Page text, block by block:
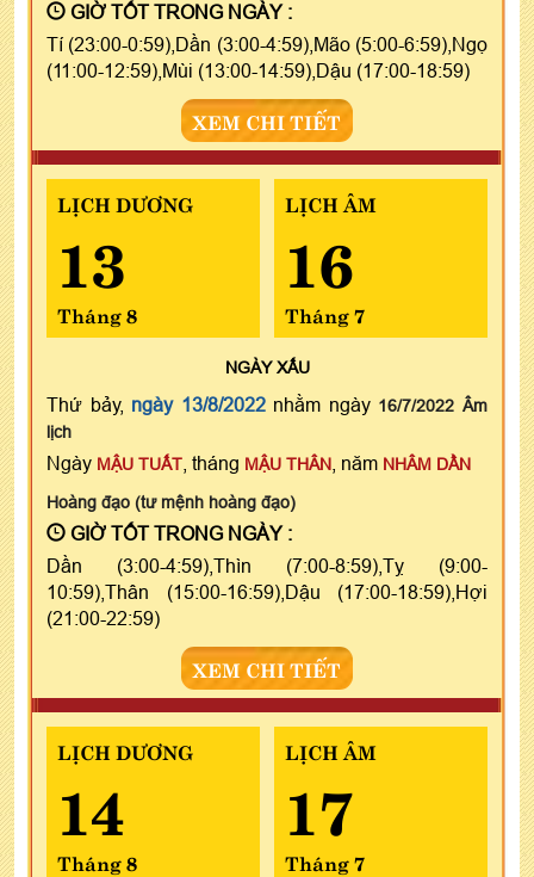
GIỜ TỐT TRONG NGÀY :
Tí (23:00-0:59),Dần (3:00-4:59),Mão (5:00-6:59),Ngọ
(11:00-12:59),Mùi (13:00-14:59),Dậu (17:00-18:59)
XEM CHI TIẾT
LỊCH DƯƠNG
13
Tháng 8
LỊCH ÂM
16
Tháng 7
NGÀYXẤU
Thứ bảy, ngày 13/8/2022nhằm ngày 16/7/2022 Âm
lịch
Ngày MẬU TUẤT , tháng MẬU THÂN , năm NHÂM DẦN
Hoàng đạo (tư mệnh hoàng đạo)
GIỜ TỐT TRONG NGÀY :
Dần (3:00-4:59),Thìn (7:00-8:59),Tỵ (9:00-
10:59),Thân (15:00-16:59),Dậu (17:00-18:59),Hợi
(21:00-22:59)
XEM CHI TIẾT
LỊCH DƯƠNG
14
Tháng 8
LỊCH ÂM
17
Tháng 7